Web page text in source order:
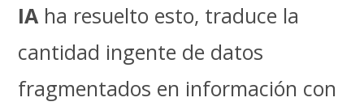
IA ha resuelto esto, traduce la
cantidad ingente de datos
fragmentados en información con